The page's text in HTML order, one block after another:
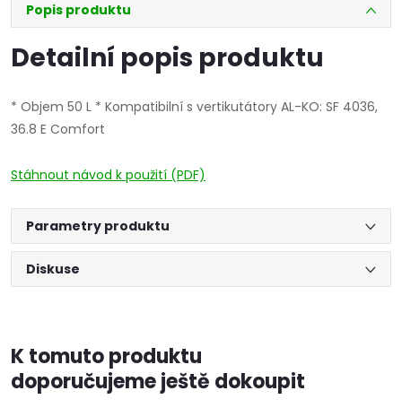
Popis produktu
Detailní popis produktu
* Objem 50 L * Kompatibilní s vertikutátory AL-KO: SF 4036,
36.8 E Comfort
Stáhnout návod k použití (PDF)
Parametry produktu
Diskuse
K tomuto produktu
doporučujeme ještě dokoupit